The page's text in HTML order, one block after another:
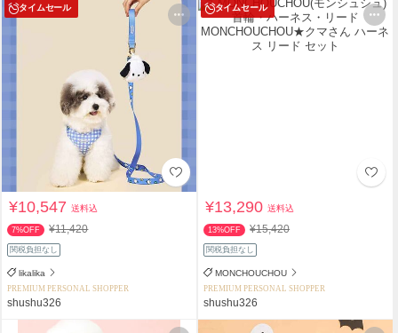
タイムセール
¥10,547送料込
7%OFF ¥11,420
関税負担なし
likalika
PREMIUM PERSONAL SHOPPER
shushu326
タイムセール
¥13,290送料込
13%OFF ¥15,420
関税負担なし
MONCHOUCHOU
PREMIUM PERSONAL SHOPPER
shushu326